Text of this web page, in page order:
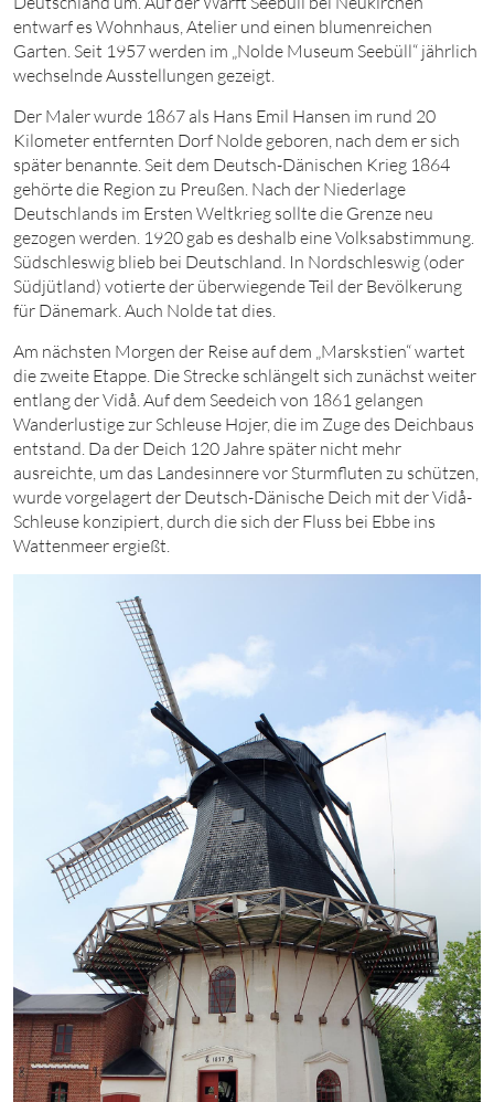
entwarf es Wohnhaus, Atelier und einen blumenreichen
Garten. Seit 1957werden im „Nolde Museum Seebüll“ jährlich
wechselnde Ausstellungen gezeigt.
Der Maler wurde 1867 als Hans Emil Hansen im rund 20
Kilometer entfernten Dorf Nolde geboren, nach dem er sich
später benannte. Seit dem Deutsch-Dänischen Krieg 1864
gehörte die Region zu Preußen. Nach der Niederlage
Deutschlands im Ersten Weltkrieg sollte die Grenze neu
gezogen werden. 1920 gab es deshalb eine Volksabstimmung.
Südschleswig blieb bei Deutschland. In Nordschleswig (oder
Südjütland) votierte der überwiegende Teil der Bevölkerung
für Dänemark. Auch Nolde tat dies.
Am nächsten Morgen der Reise auf dem „Marskstien“ wartet
die zweite Etappe. Die Strecke schlängelt sich zunächst weiter
entlang der Vidå. Auf dem Seedeich von 1861 gelangen
Wanderlustige zur Schleuse Højer, die im Zuge des Deichbaus
entstand. Da der Deich 120 Jahre später nicht mehr
ausreichte, um das Landesinnere vor Sturmfluten zu schützen,
wurde vorgelagert der Deutsch-Dänische Deich mit der Vidå-
Schleuse konzipiert, durch die sich der Fluss bei Ebbe ins
Wattenmeer ergießt.